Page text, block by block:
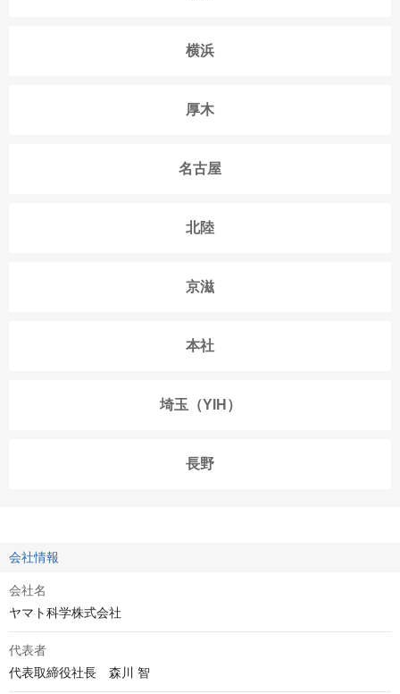
横浜
厚木
名古屋
北陸
京滋
本社
埼玉（YIH）
長野
会社情報
会社名
ヤマト科学株式会社
代表者
代表取締役社長　森川 智